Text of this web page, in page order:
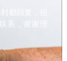
都回复，但
系，谢谢理